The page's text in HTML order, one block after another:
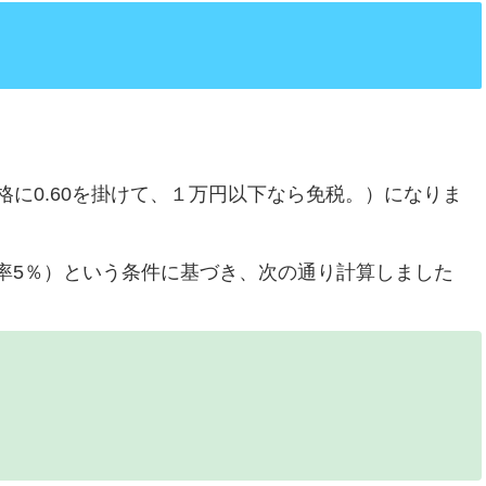
0.60を掛けて、１万円以下なら免税。）になりま
5％）という条件に基づき、次の通り計算しました